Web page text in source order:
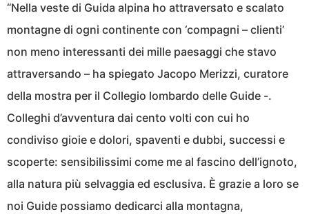
“Nella veste di Guida alpina ho attraversato e scalato
montagne di ogni continente con ‘compagni – clienti’
non meno interessanti dei mille paesaggi che stavo
attraversando – ha spiegato Jacopo Merizzi, curatore
della mostra per il Collegio lombardo delle Guide -.
Colleghi d’avventura dai cento volti con cui ho
condiviso gioie e dolori, spaventi e dubbi, successi e
scoperte: sensibilissimi come me al fascino dell’ignoto,
alla natura più selvaggia ed esclusiva. È grazie a loro se
noi Guide possiamo dedicarci alla montagna,